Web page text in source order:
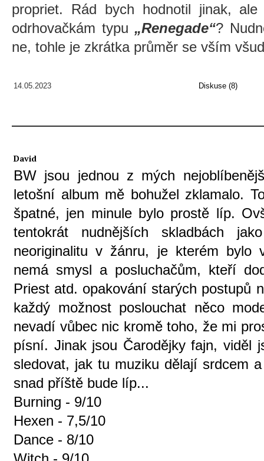
propriet. Rád bych hodnotil jinak,
odrhovačkám typu „Renegade“?
ne, tohle je zkrátka průměr se vším
14.05.2023 Diskuse (8)
David
BW jsou jednou z mých
letošní album mě bohužel zklamalo.
špatné, jen minule bylo prostě líp.
tentokrát nudnějších skladbách
neoriginalitu v žánru, je kterém bylo
nemá smysl a posluchačům, kteří
Priest atd. opakování starých postupů
každý možnost poslouchat něco
nevadí vůbec nic kromě toho, že mi
písní. Jinak jsou Čarodějky fajn, viděl
sledovat, jak tu muziku dělají srdcem
snad příště bude líp...
Burning - 9/10
Hexen - 7,5/10
Dance - 8/10